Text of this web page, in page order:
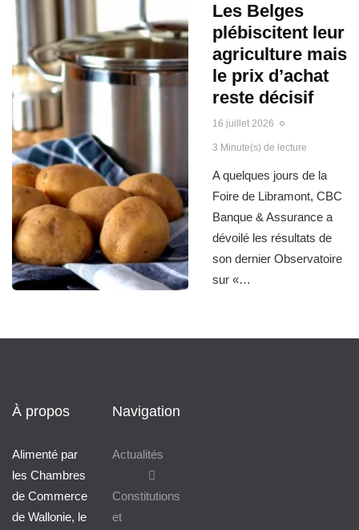
Les Belges
plébiscitent leur
agriculture mais
le prix d’achat
reste décisif
16 juillet 2026
3 Minute(s) de lecture
A quelques jours de la
Foire de Libramont, CBC
Banque & Assurance a
dévoilé les résultats de
son dernier Observatoire
sur «…
À propos
Alimenté par
les Chambres
de Commerce
de Wallonie, le
Navigation
Actualités
Constitutions
et